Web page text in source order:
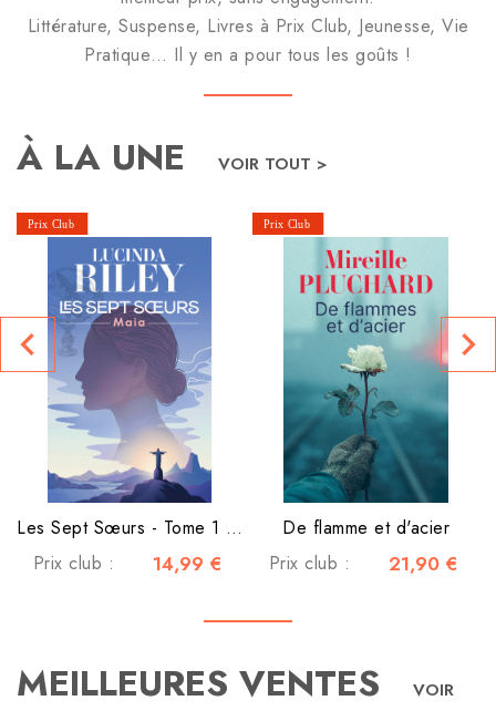
Littérature, Suspense, Livres à Prix Club, Jeunesse, Vie
Pratique… Il y en a pour tous les goûts !
À LA UNE VOIR TOUT >
Les Sept Sœurs - Tome 1 - Maia
Prix club :
14,99 €
De flamme et d'acier
Prix club :
21,90 €
navigate_before navigate_next
MEILLEURES VENTES VOIR